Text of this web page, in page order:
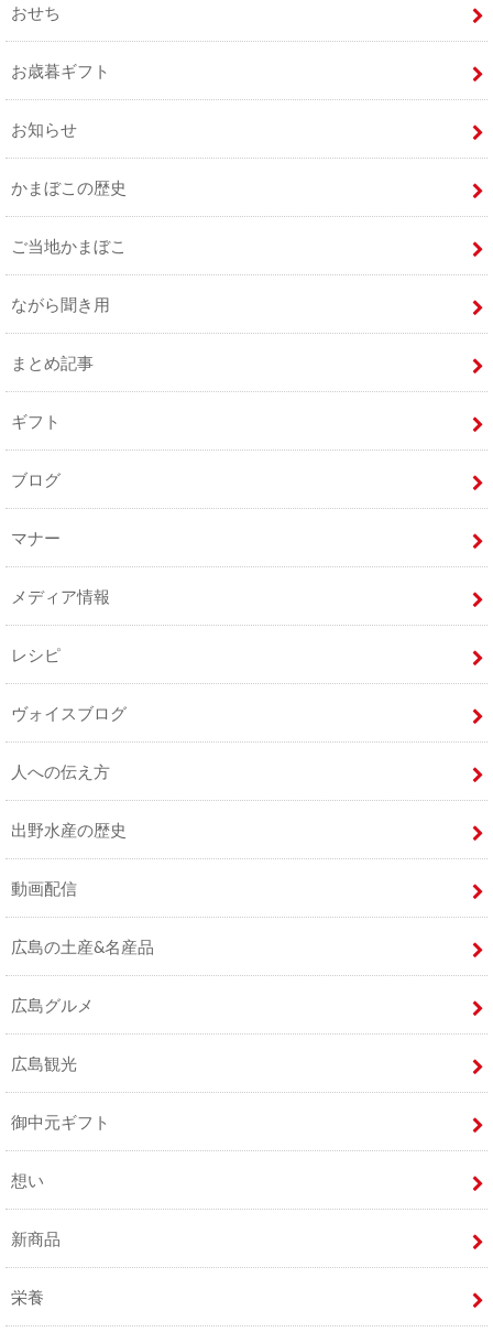
おせち
お歳暮ギフト
お知らせ
かまぼこの歴史
ご当地かまぼこ
ながら聞き用
まとめ記事
ギフト
ブログ
マナー
メディア情報
レシピ
ヴォイスブログ
人への伝え方
出野水産の歴史
動画配信
広島の土産&名産品
広島グルメ
広島観光
御中元ギフト
想い
新商品
栄養